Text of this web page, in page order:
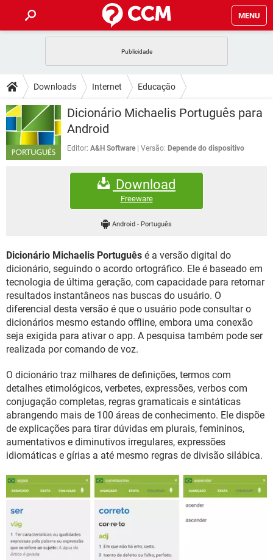
MENU
CELULAR FACEBOOK
OUTLOOK EXCEL
INSTAGRAM
GUIA DE COMPRAS
DICAS
JOGOS WHATSAPP
CELULAR
OUTLOOK
DOWNLOADS
JOGOS
CELULAR FACEBOOK
EXCEL
GMAIL
FÓRUM
FACEBOOK
EXCEL
GMAIL
WHATSAPP
INSTAGRAM GMAIL
GUIA DE COMPRAS
Downloads Internet Educação
Dicionário Michaelis Português para
Android
Editor: A&H Software Versão: Depende do dispositivo
Download
Freeware
Android - Português
Dicionário Michaelis Português é a versão digital do
dicionário, seguindo o acordo ortográfico. Ele é baseado em
tecnologia de última geração, com capacidade para retornar
resultados instantâneos nas buscas do usuário. O
diferencial desta versão é que o usuário pode consultar o
dicionários mesmo estando offline, embora uma conexão
seja exigida para ativar o app. A pesquisa também pode ser
realizada por comando de voz.
O dicionário traz milhares de definições, termos com
detalhes etimológicos, verbetes, expressões, verbos com
conjugação completas, regras gramaticais e sintáticas
abrangendo mais de 100 áreas de conhecimento. Ele dispõe
de explicações para tirar dúvidas em plurais, femininos,
aumentativos e diminutivos irregulares, expressões
idiomáticas e gírias a até mesmo regras de divisão silábica.